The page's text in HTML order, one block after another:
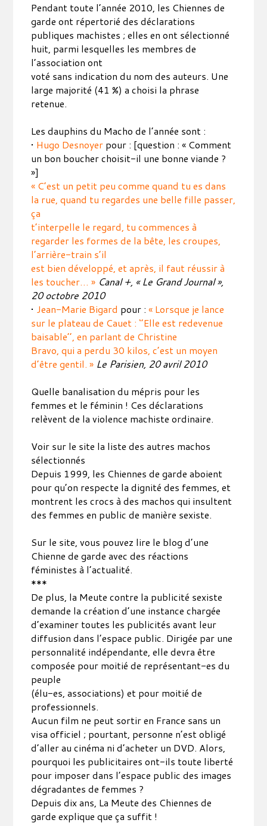
Pendant toute l’année 2010, les Chiennes de
garde ont répertorié des déclarations
publiques machistes ; elles en ont sélectionné
huit, parmi lesquelles les membres de
l’association ont
voté sans indication du nom des auteurs. Une
large majorité (41 %) a choisi la phrase
retenue.
Les dauphins du Macho de l’année sont :
• Hugo Desnoyer pour : [question : « Comment
un bon boucher choisit-il une bonne viande ?
»]
« C’est un petit peu comme quand tu es dans
la rue, quand tu regardes une belle fille passer,
ça
t’interpelle le regard, tu commences à
regarder les formes de la bête, les croupes,
l’arrière-train s’il
est bien développé, et après, il faut réussir à
les toucher… » Canal +, « Le Grand Journal »,
20 octobre 2010
• Jean-Marie Bigard pour :« Lorsque je lance
sur le plateau de Cauet : ‘’Elle est redevenue
baisable’’, en parlant de Christine
Bravo, qui a perdu 30 kilos, c’est un moyen
d’être gentil. » Le Parisien, 20 avril 2010
Quelle banalisation du mépris pour les
femmes et le féminin ! Ces déclarations
relèvent de la violence machiste ordinaire.
Voir sur le site la liste des autres machos
sélectionnés
Depuis 1999, les Chiennes de garde aboient
pour qu’on respecte la dignité des femmes, et
montrent les crocs à des machos qui insultent
des femmes en public de manière sexiste.
Sur le site, vous pouvez lire le blog d’une
Chienne de garde avec des réactions
féministes à l’actualité.
***
De plus, la Meute contre la publicité sexiste
demande la création d’une instance chargée
d’examiner toutes les publicités avant leur
diffusion dans l’espace public. Dirigée par une
personnalité indépendante, elle devra être
composée pour moitié de représentant-es du
peuple
(élu-es, associations) et pour moitié de
professionnels.
Aucun film ne peut sortir en France sans un
visa officiel ; pourtant, personne n’est obligé
d’aller au cinéma ni d’acheter un DVD. Alors,
pourquoi les publicitaires ont-ils toute liberté
pour imposer dans l’espace public des images
dégradantes de femmes ?
Depuis dix ans, La Meute des Chiennes de
garde explique que ça suffit !